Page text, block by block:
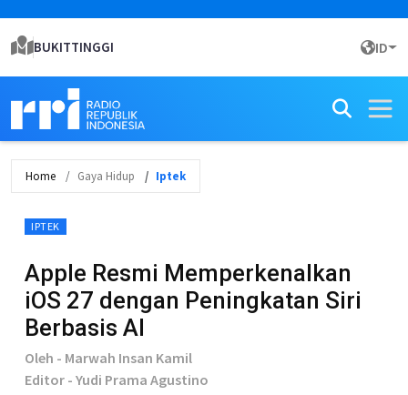
BUKITTINGGI ID
Home Gaya Hidup Iptek
IPTEK
Apple Resmi Memperkenalkan
iOS 27 dengan Peningkatan Siri
Berbasis AI
Oleh - Marwah Insan Kamil
Editor - Yudi Prama Agustino